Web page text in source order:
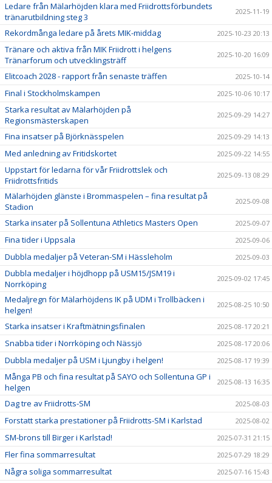
Ledare från Mälarhöjden klara med Friidrottsförbundets
tränarutbildning steg 3
2025-11-19
Rekordmånga ledare på årets MIK-middag 2025-10-23 20:13
Tränare och aktiva från MIK Friidrott i helgens
Tränarforum och utvecklingsträff
2025-10-20 16:09
Elitcoach 2028 - rapport från senaste träffen 2025-10-14
Final i Stockholmskampen 2025-10-06 10:17
Starka resultat av Mälarhöjden på
Regionsmästerskapen
2025-09-29 14:27
Fina insatser på Björknässpelen 2025-09-29 14:13
Med anledning av Fritidskortet 2025-09-22 14:55
Uppstart för ledarna för vår Friidrottslek och
Friidrottsfritids
2025-09-13 08:29
Mälarhöjden glänste i Brommaspelen – fina resultat på
Stadion
2025-09-08
Starka insater på Sollentuna Athletics Masters Open 2025-09-07
Fina tider i Uppsala 2025-09-06
Dubbla medaljer på Veteran-SM i Hässleholm 2025-09-03
Dubbla medaljer i höjdhopp på USM15/JSM19 i
Norrköping
2025-09-02 17:45
Medaljregn för Mälarhöjdens IK på UDM i Trollbäcken i
helgen!
2025-08-25 10:50
Starka insatser i Kraftmätningsfinalen 2025-08-17 20:21
Snabba tider i Norrköping och Nässjö 2025-08-17 20:06
Dubbla medaljer på USM i Ljungby i helgen! 2025-08-17 19:39
Många PB och fina resultat på SAYO och Sollentuna GP i
helgen
2025-08-13 16:35
Dag tre av Friidrotts-SM 2025-08-03
Forstatt starka prestationer på Friidrotts-SM i Karlstad 2025-08-02
SM-brons till Birger i Karlstad! 2025-07-31 21:15
Fler fina sommarresultat 2025-07-29 18:29
Några soliga sommarresultat 2025-07-16 15:43